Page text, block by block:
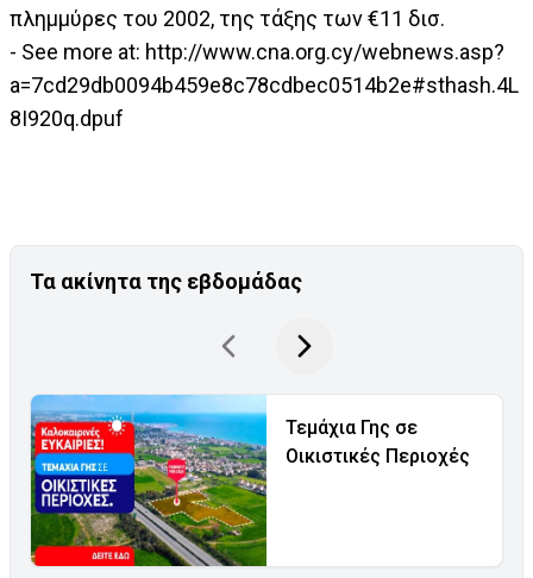
πλημμύρες του 2002, της τάξης των €11 δισ.
- See more at: http://www.cna.org.cy/webnews.asp?
a=7cd29db0094b459e8c78cdbec0514b2e#sthash.4L
8I920q.dpuf
Τα ακίνητα της εβδομάδας
Τεμάχια Γης σε
Οικιστικές Περιοχές